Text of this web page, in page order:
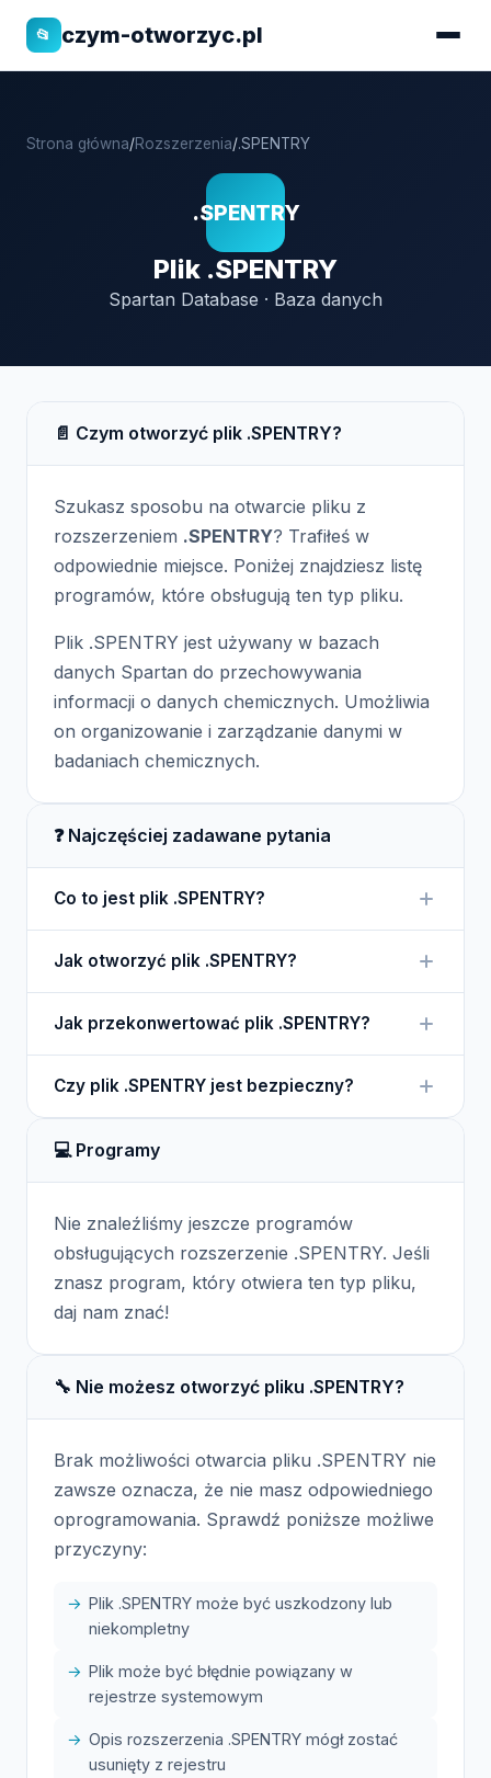
📂 czym-otworzyc.pl
Strona główna/Rozszerzenia/.SPENTRY
.SPENTRY
Plik .SPENTRY
Spartan Database · Baza danych
📄 Czym otworzyć plik .SPENTRY?
Szukasz sposobu na otwarcie pliku z
rozszerzeniem .SPENTRY? Trafiłeś w
odpowiednie miejsce. Poniżej znajdziesz listę
programów, które obsługują ten typ pliku.
Plik .SPENTRY jest używany w bazach
danych Spartan do przechowywania
informacji o danych chemicznych. Umożliwia
on organizowanie i zarządzanie danymi w
badaniach chemicznych.
❓ Najczęściej zadawane pytania
Co to jest plik .SPENTRY?
oprogramowaniu Spartan, przechowujący dane
chemiczne.
Jak otworzyć plik .SPENTRY?
oprogramowaniu Spartan, które jest specjalnie
zaprojektowane do pracy z tym formatem.
Jak przekonwertować plik .SPENTRY?
operacją, ponieważ wymaga specjalistycznego
oprogramowania do jego odczytu.
Czy plik .SPENTRY jest bezpieczny?
jest bezpieczny, ale jak każdy plik, należy
zachować ostrożność.
💻 Programy
Nie znaleźliśmy jeszcze programów
obsługujących rozszerzenie .SPENTRY. Jeśli
znasz program, który otwiera ten typ pliku,
daj nam znać!
🔧 Nie możesz otworzyć pliku .SPENTRY?
Brak możliwości otwarcia pliku .SPENTRY nie
zawsze oznacza, że nie masz odpowiedniego
oprogramowania. Sprawdź poniższe możliwe
przyczyny:
Plik .SPENTRY może być uszkodzony lub
niekompletny
Plik może być błędnie powiązany w
rejestrze systemowym
Opis rozszerzenia .SPENTRY mógł zostać
usunięty z rejestru